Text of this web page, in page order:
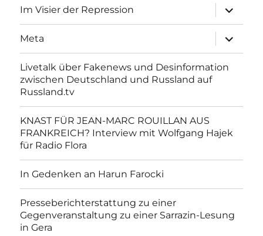
Im Visier der Repression
anzeigen
Meta
anzeigen
Livetalk über Fakenews und Desinformation
zwischen Deutschland und Russland auf
Russland.tv
KNAST FÜR JEAN-MARC ROUILLAN AUS
FRANKREICH? Interview mit Wolfgang Hajek
für Radio Flora
In Gedenken an Harun Farocki
Presseberichterstattung zu einer
Gegenveranstaltung zu einer Sarrazin-Lesung
in Gera